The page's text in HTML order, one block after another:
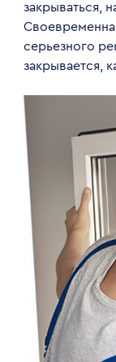
закрываться,
серьезного
закрывается,